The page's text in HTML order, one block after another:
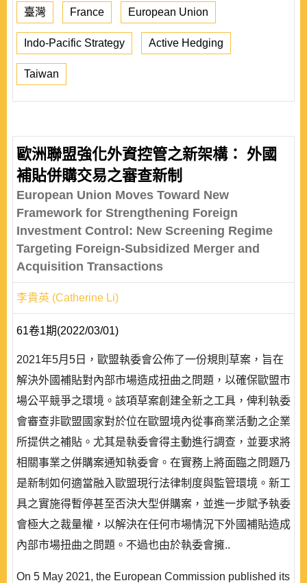
臺灣 France European Union
Indo-Pacific Strategy Active Hedging
Taiwan
歐洲聯盟強化外資控管之新架構： 外國
補貼併購交易之審查新制
European Union Moves Toward New
Framework for Strengthening Foreign
Investment Control: New Screening Regime
Targeting Foreign-Subsidized Merger and
Acquisition Transactions
李貴英 (Catherine Li)
61卷1期(2022/03/01)
2021年5月5日，歐盟執委會公佈了一份規則草案，旨在
解決外國補貼對內部市場造成扭曲之問題，以確保歐盟市
場公平競爭之環境。該項草案創建全新之工具，俾利執委
會審查非歐盟國家對於位在歐盟境內從事商業活動之企業
所提供之補貼。尤其是執委會得主動進行調查，並要求將
相關事業之併購案通知執委會。在實務上將面臨之問題乃
是新制如何適當融入歐盟現行法律制度與監管環境。新工
具之實施得暫停甚至否決大型併購案，並進一步賦予執委
會極大之裁量權，以解決在任何市場情況下外國補貼造成
內部市場扭曲之問題。不過也由於執委會擁..
On 5 May 2021, the European Commission published its